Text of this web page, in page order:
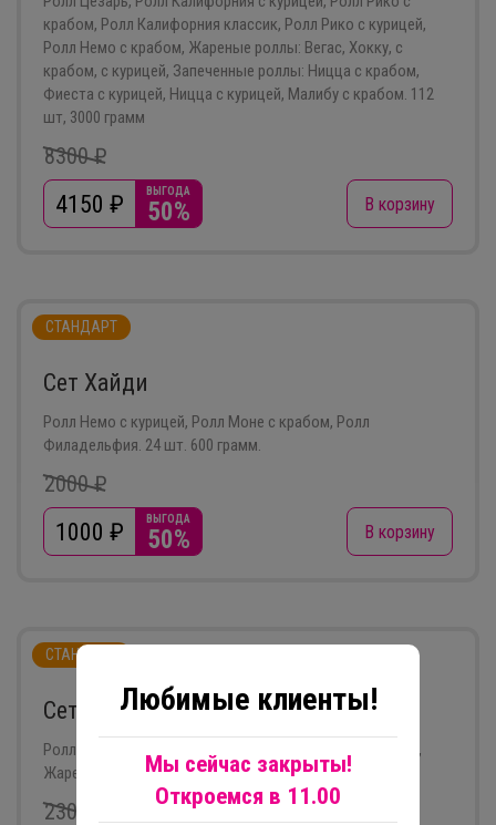
Любимые клиенты!
Мы сейчас закрыты!
Откроемся в 11.00
крабом, Ролл Калифорния классик, Ролл Рико с курицей,
Ролл Немо с крабом, Жареные роллы: Вегас, Хокку, с
крабом, с курицей, Запеченные роллы: Ницца с крабом,
Фиеста с курицей, Ницца с курицей, Малибу с крабом. 112
шт, 3000 грамм
8300 ₽
4150 ₽ ВЫГОДА
50% В корзину
СТАНДАРТ
Сет Хайди
Ролл Немо с курицей, Ролл Моне с крабом, Ролл
Филадельфия. 24 шт. 600 грамм.
2000 ₽
1000 ₽ ВЫГОДА
50% В корзину
СТАНДАРТ
Сет Тет-а-тет
Ролл Филадельфия, Запечённый ролл Фиеста с крабом,
Жареный ролл с курицей. 24 шт, 600 грамм.
2300 ₽